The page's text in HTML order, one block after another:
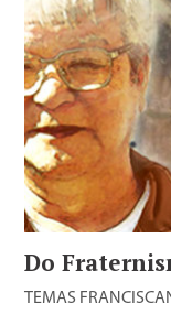
Do
TEMAS